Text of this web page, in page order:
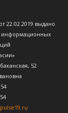
22.02.2019 выдано
информационных
52